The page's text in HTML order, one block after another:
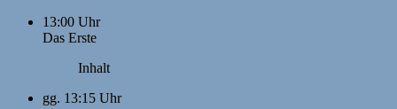
13:00 Uhr
Das Erste
Inhalt
gg. 13:15 Uhr